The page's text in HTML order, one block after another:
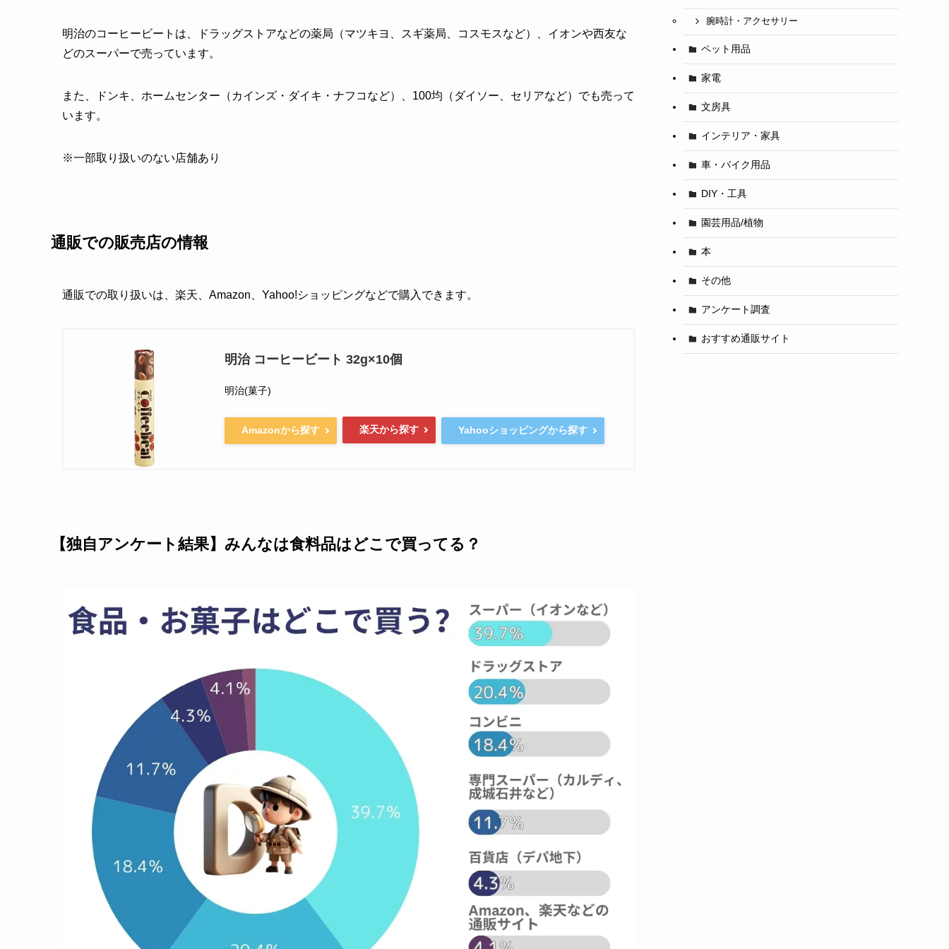
明治のコーヒービートは、ドラッグストアなどの薬局（マツキヨ、スギ薬局、コスモスなど）、イオンや西友な
どのスーパーで売っています。
また、ドンキ、ホームセンター（カインズ・ダイキ・ナフコなど）、100均（ダイソー、セリアなど）でも売って
います。
※一部取り扱いのない店舗あり
通販での販売店の情報
通販での取り扱いは、楽天、Amazon、Yahoo!ショッピングなどで購入できます。
明治 コーヒービート 32g×10個
明治(菓子)
Amazonから探す 楽天から探す Yahooショッピングから探す
【独自アンケート結果】みんなは食料品はどこで買ってる？
腕時計・アクセサリー
ペット用品
家電
文房具
インテリア・家具
車・バイク用品
DIY・工具
園芸用品/植物
本
その他
アンケート調査
おすすめ通販サイト